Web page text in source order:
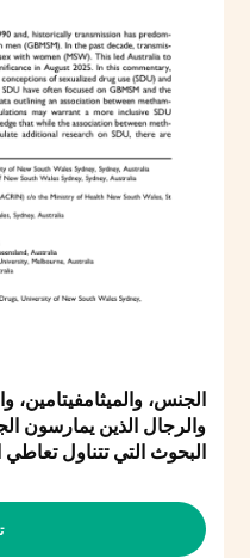
الجنس، والميثامفيتامين،
والرجال الذين يمارسون
البحوث التي تتناول